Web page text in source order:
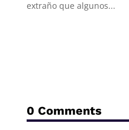
extraño que algunos...
0 Comments